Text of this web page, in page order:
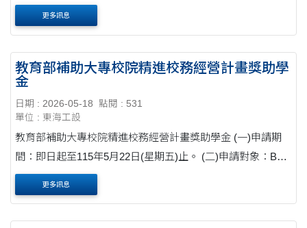
了解及重視國會重要性，鼓勵各大學院校博碩士生撰寫有關
我國國會研究之學位論文，辦理此獎勵。 (....
更多訊息
教育部補助大專校院精進校務經營計畫獎助學
金
日期 : 2026-05-18
點閱 : 531
單位 : 東海工設
教育部補助大專校院精進校務經營計畫獎助學金 (一)申請期
間：即日起至115年5月22日(星期五)止。 (二)申請對象：B
類：學生本人或其撫養人因受美國關稅影響而遭遇生活變
故，有具體事實者，並具前一學期學業成....
更多訊息